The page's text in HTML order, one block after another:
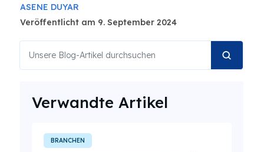
ASENE DUYAR
Veröffentlicht am 9. September 2024
Verwandte Artikel
BRANCHEN